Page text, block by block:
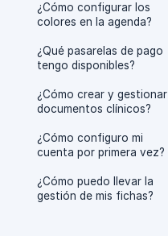
¿Cómo configurar los
colores en la agenda?
¿Qué pasarelas de pago
tengo disponibles?
¿Cómo crear y gestionar
documentos clínicos?
¿Cómo configuro mi
cuenta por primera vez?
¿Cómo puedo llevar la
gestión de mis fichas?